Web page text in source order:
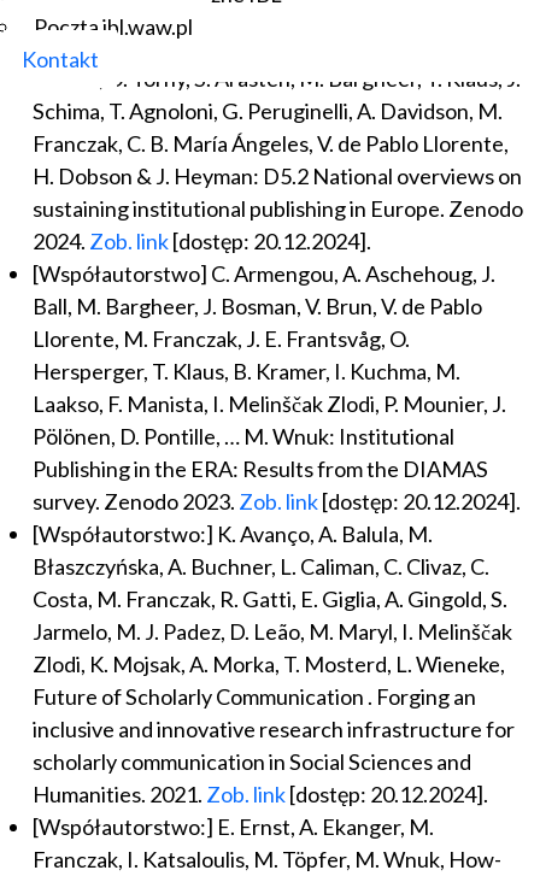
Poczta ibl.waw.pl
Kontakt
[Współautorstwo] Z. Taşkın, I. Melinščak Zlodi, M.
Laakso, D. Torny, S. Arasteh, M. Bargheer, T. Klaus, J.
Schima, T. Agnoloni, G. Peruginelli, A. Davidson, M.
Franczak, C. B. María Ángeles, V. de Pablo Llorente,
H. Dobson & J. Heyman: D5.2 National overviews on
sustaining institutional publishing in Europe. Zenodo
2024. Zob. link[dostęp: 20.12.2024].
[Współautorstwo] C. Armengou, A. Aschehoug, J.
Ball, M. Bargheer, J. Bosman, V. Brun, V. de Pablo
Llorente, M. Franczak, J. E. Frantsvåg, O.
Hersperger, T. Klaus, B. Kramer, I. Kuchma, M.
Laakso, F. Manista, I. Melinščak Zlodi, P. Mounier, J.
Pölönen, D. Pontille, … M. Wnuk: Institutional
Publishing in the ERA: Results from the DIAMAS
survey. Zenodo 2023. Zob. link[dostęp: 20.12.2024].
[Współautorstwo:] K. Avanço, A. Balula, M.
Błaszczyńska, A. Buchner, L. Caliman, C. Clivaz, C.
Costa, M. Franczak, R. Gatti, E. Giglia, A. Gingold, S.
Jarmelo, M. J. Padez, D. Leão, M. Maryl, I. Melinščak
Zlodi, K. Mojsak, A. Morka, T. Mosterd, L. Wieneke,
Future of Scholarly Communication . Forging an
inclusive and innovative research infrastructure for
scholarly communication in Social Sciences and
Humanities. 2021. Zob. link[dostęp: 20.12.2024].
[Współautorstwo:] E. Ernst, A. Ekanger, M.
Franczak, I. Katsaloulis, M. Töpfer, M. Wnuk, How-